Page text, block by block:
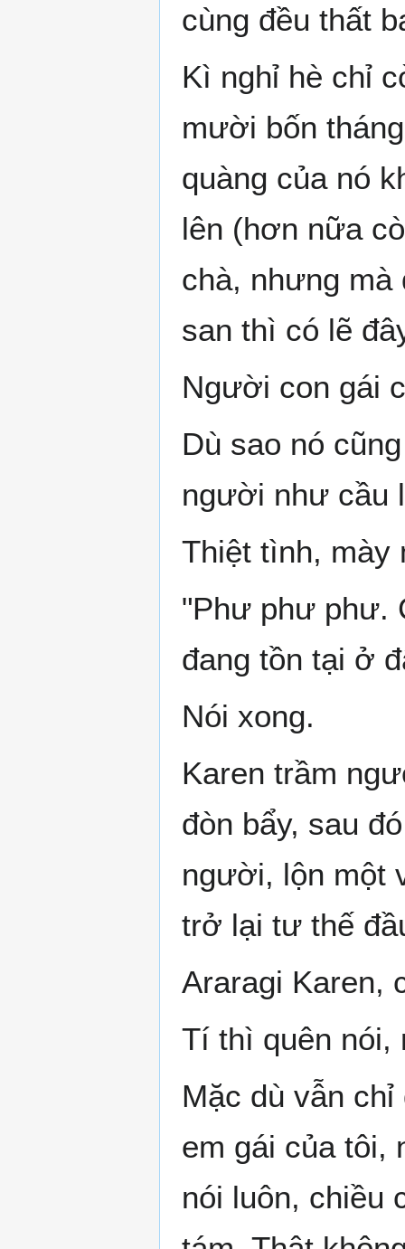
cùng đều thất
Kì nghỉ hè chỉ
mười bốn
quàng của nó
lên (hơn nữa
chà, nhưng
san thì có lẽ
Người con gái
Dù sao nó
người như cầu
Thiệt tình, mày
"Phư phư phư.
đang tồn tại ở
Nói xong.
Karen trầm
đòn bẩy, sau
người, lộn một
trở lại tư thế
Araragi Karen,
Tí thì quên nói,
Mặc dù vẫn
em gái của tôi,
nói luôn, chiều